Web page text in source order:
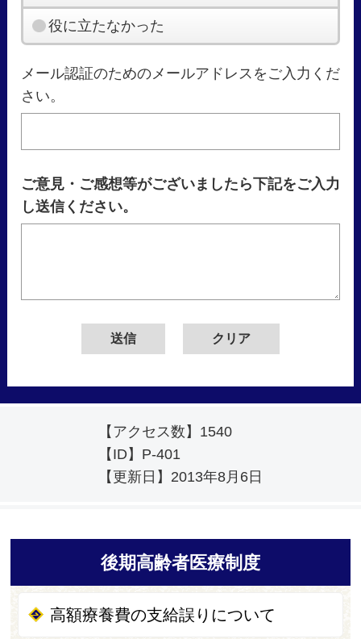
役に立たなかった
メール認証のためのメールアドレスをご入力くだ
さい。
ご意見・ご感想等がございましたら下記をご入力
し送信ください。
【アクセス数】 1540
【ID】 P-401
【更新日】 2013年8月6日
後期高齢者医療制度
高額療養費の支給誤りについて